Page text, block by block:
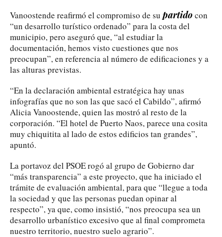
Vanoostende reafirmó el compromiso de su partido con
“un desarrollo turístico ordenado” para la costa del
municipio, pero aseguró que, “al estudiar la
documentación, hemos visto cuestiones que nos
preocupan”, en referencia al número de edificaciones y a
las alturas previstas.
“En la declaración ambiental estratégica hay unas
infografías que no son las que sacó el Cabildo”, afirmó
Alicia Vanoostende, quien las mostró al resto de la
corporación. “El hotel de Puerto Naos, parece una cosita
muy chiquitita al lado de estos edificios tan grandes”,
apuntó.
La portavoz del PSOE rogó al grupo de Gobierno dar
“más transparencia” a este proyecto, que ha iniciado el
trámite de evaluación ambiental, para que “llegue a toda
la sociedad y que las personas puedan opinar al
respecto”, ya que, como insistió, “nos preocupa sea un
desarrollo urbanístico excesivo que al final comprometa
nuestro territorio, nuestro suelo agrario”.